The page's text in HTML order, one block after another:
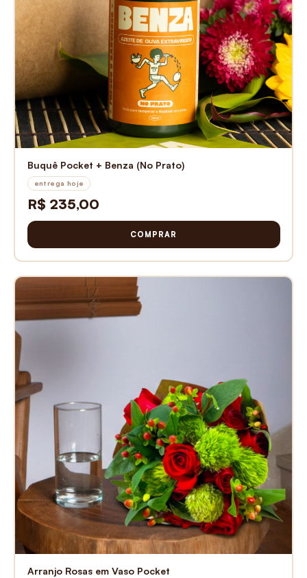
Buquê Pocket + Benza (No Prato)
entrega hoje
R$ 235,00
COMPRAR
Arranjo Rosas em Vaso Pocket